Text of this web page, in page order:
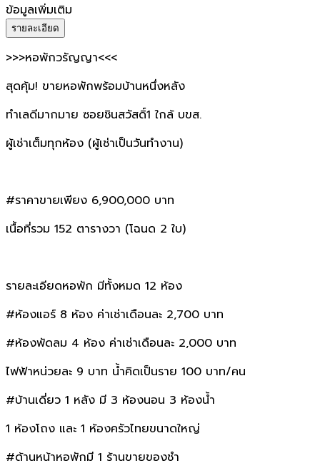
ข้อมูลเพิ่มเติม
รายละเอียด
>>>หอพักวรัญญา<<<
สุดคุ้ม! ขายหอพักพร้อมบ้านหนึ่งหลัง
ทำเลดีมากมาย ซอยชินสวัสดิ์1 ใกล้ บขส.
ผู้เช่าเต็มทุกห้อง (ผู้เช่าเป็นวันทำงาน)
#ราคาขายเพียง 6,900,000 บาท
เนื้อที่รวม 152 ตารางวา (โฉนด 2 ใบ)
รายละเอียดหอพัก มีทั้งหมด 12 ห้อง
#ห้องแอร์ 8 ห้อง ค่าเช่าเดือนละ 2,700 บาท
#ห้องพัดลม 4 ห้อง ค่าเช่าเดือนละ 2,000 บาท
ไฟฟ้าหน่วยละ 9 บาท น้ำคิดเป็นราย 100 บาท/คน
#บ้านเดี่ยว 1 หลัง มี 3 ห้องนอน 3 ห้องน้ำ
1 ห้องโถง และ 1 ห้องครัวไทยขนาดใหญ่
#ด้านหน้าหอพักมี 1 ร้านขายของชำ